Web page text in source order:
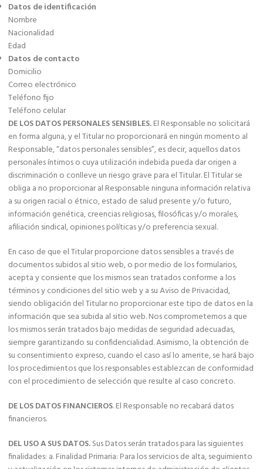
Datos de identificación
Nombre
Nacionalidad
Edad
Datos de contacto
Domicilio
Correo electrónico
Teléfono fijo
Teléfono celular
DE LOS DATOS PERSONALES SENSIBLES.El Responsable no solicitará
en forma alguna, y el Titular no proporcionará en ningún momento al
Responsable, “datos personales sensibles”, es decir, aquellos datos
personales íntimos o cuya utilización indebida pueda dar origen a
discriminación o conlleve un riesgo grave para el Titular. El Titular se
obliga a no proporcionar al Responsable ninguna información relativa
a su origen racial o étnico, estado de salud presente y/o futuro,
información genética, creencias religiosas, filosóficas y/o morales,
afiliación sindical, opiniones políticas y/o preferencia sexual.
En caso de que el Titular proporcione datos sensibles a través de
documentos subidos al sitio web, o por medio de los formularios,
acepta y consiente que los mismos sean tratados conforme a los
términos y condiciones del sitio web y a su Aviso de Privacidad,
siendo obligación del Titular no proporcionar este tipo de datos en la
información que sea subida al sitio web. Nos comprometemos a que
los mismos serán tratados bajo medidas de seguridad adecuadas,
siempre garantizando su confidencialidad. Asimismo, la obtención de
su consentimiento expreso, cuando el caso así lo amerite, se hará bajo
los procedimientos que los responsables establezcan de conformidad
con el procedimiento de selección que resulte al caso concreto.
DE LOS DATOS FINANCIEROS. El Responsable no recabará datos
financieros.
DEL USO A SUS DATOS.Sus Datos serán tratados para las siguientes
finalidades: a. Finalidad Primaria: Para los servicios de alta, seguimiento